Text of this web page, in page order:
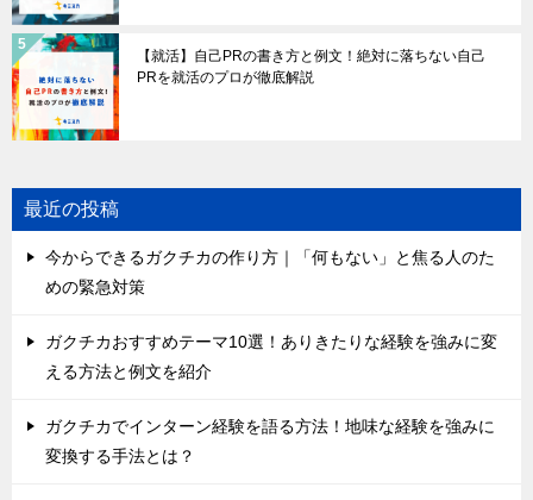
【就活】自己PRの書き方と例文！絶対に落ちない自己
PRを就活のプロが徹底解説
最近の投稿
今からできるガクチカの作り方｜「何もない」と焦る人のた
めの緊急対策
ガクチカおすすめテーマ10選！ありきたりな経験を強みに変
える方法と例文を紹介
ガクチカでインターン経験を語る方法！地味な経験を強みに
変換する手法とは？